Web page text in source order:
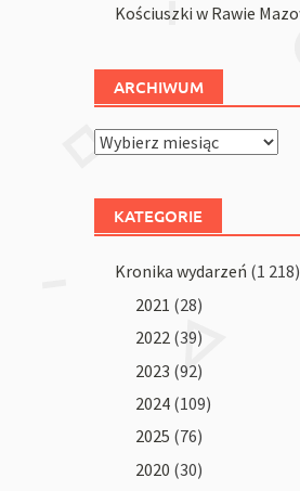
Kościuszki w Rawie
ARCHIWUM
Archiwum
KATEGORIE
Kronika wydarzeń (1 218)
2021 (28)
2022 (39)
2023 (92)
2024 (109)
2025 (76)
2020 (30)